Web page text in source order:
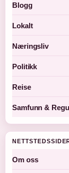
Blogg
Lokalt
Næringsliv
Politikk
Reise
Samfunn &
Om oss